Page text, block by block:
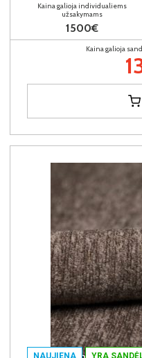
Kaina galioja individualiems
užsakymams
1500€
Kaina galioja
NAUJIENA YRA